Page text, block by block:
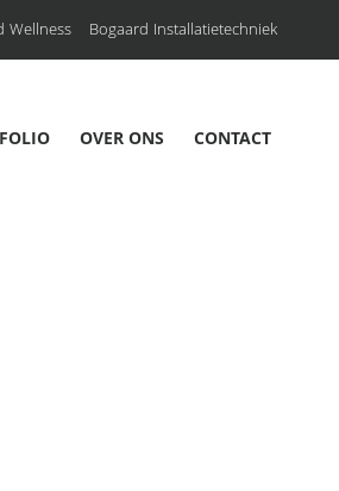
Wellness Bogaard Installatietechniek
OVER ONS CONTACT